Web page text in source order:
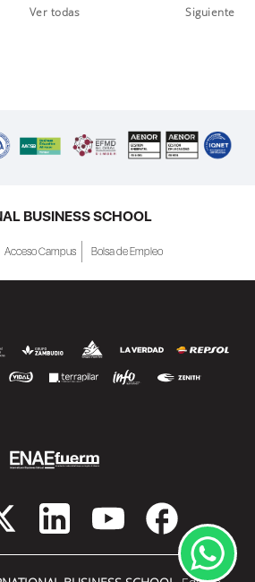
Ver todas Siguiente
BUSINESS SCHOOL
Acceso Campus Bolsa de Empleo